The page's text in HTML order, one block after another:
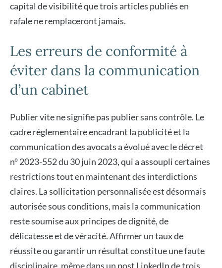
capital de visibilité que trois articles publiés en
rafale ne remplaceront jamais.
Les erreurs de conformité à
éviter dans la communication
d’un cabinet
Publier vite ne signifie pas publier sans contrôle. Le
cadre réglementaire encadrant la publicité et la
communication des avocats a évolué avec le décret
n° 2023-552 du 30 juin 2023, qui a assoupli certaines
restrictions tout en maintenant des interdictions
claires. La sollicitation personnalisée est désormais
autorisée sous conditions, mais la communication
reste soumise aux principes de dignité, de
délicatesse et de véracité. Affirmer un taux de
réussite ou garantir un résultat constitue une faute
disciplinaire, même dans un post LinkedIn de trois